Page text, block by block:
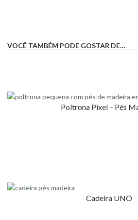
VOCÊ TAMBÉM PODE GOSTAR DE…
Poltrona Pixel – Pés
Cadeira UNO